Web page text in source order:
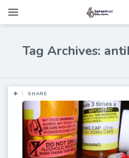
Tag Archives:
SHARE